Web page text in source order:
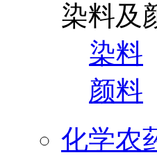
染料及
染料
颜料
化学农